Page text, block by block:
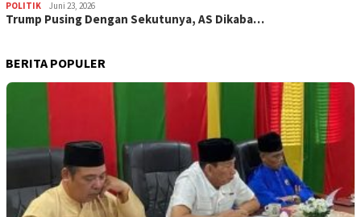
POLITIK Juni 23, 2026
Trump Pusing Dengan Sekutunya, AS Dikaba…
BERITA POPULER